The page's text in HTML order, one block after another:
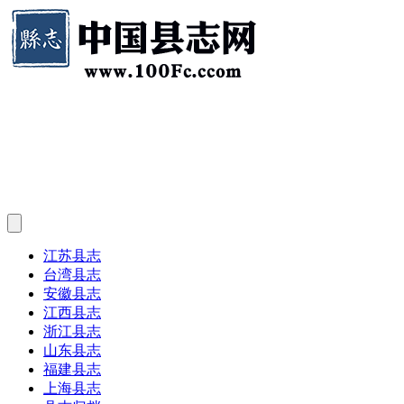
江苏县志
台湾县志
安徽县志
江西县志
浙江县志
山东县志
福建县志
上海县志